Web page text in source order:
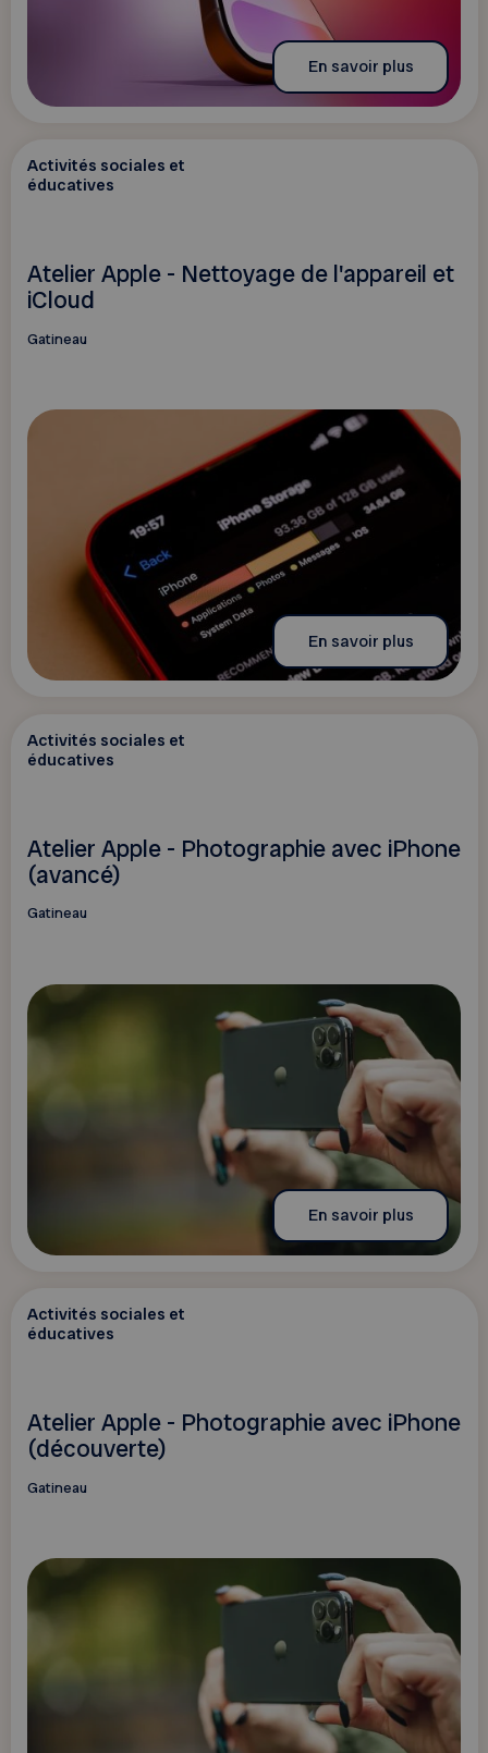
En savoir plus
Activités sociales et
éducatives
Atelier Apple - Nettoyage de l'appareil et
iCloud
Gatineau
En savoir plus
Activités sociales et
éducatives
Atelier Apple - Photographie avec iPhone
(avancé)
Gatineau
En savoir plus
Activités sociales et
éducatives
Atelier Apple - Photographie avec iPhone
(découverte)
Gatineau